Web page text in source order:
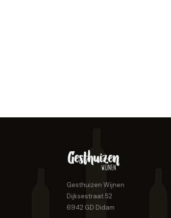
Gesthuizen Wijnen
Dijksestraat 52
6942 GD Didam